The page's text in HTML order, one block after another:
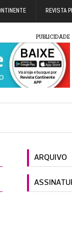
REVISTA
PUBLICIDADE
ARQUIVO